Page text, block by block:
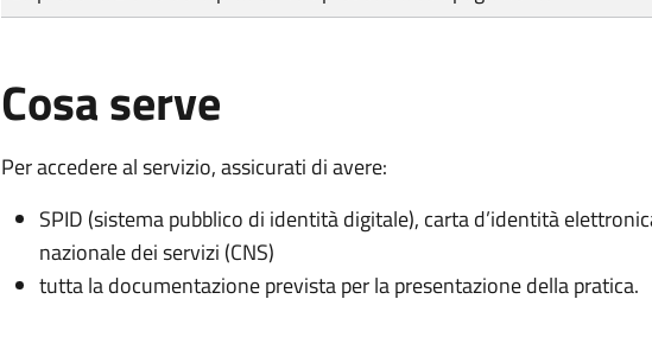
Cosa serve
Per accedere al servizio, assicurati di avere:
SPID (sistema pubblico di identità digitale), carta d’identità
nazionale dei servizi (CNS)
tutta la documentazione prevista per la presentazione della pratica.